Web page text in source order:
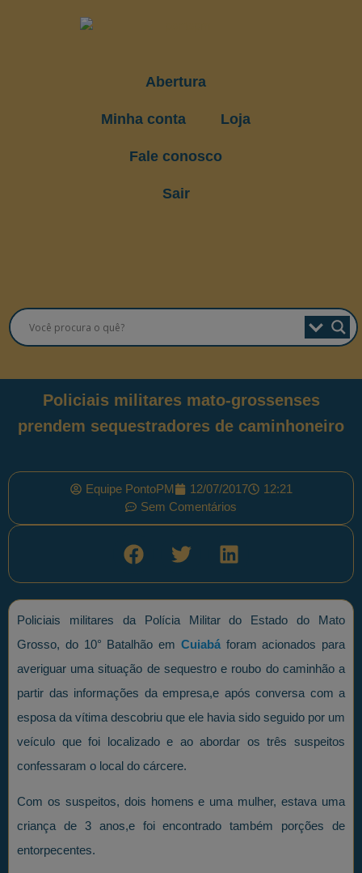
Abertura
Minha conta Loja
Fale conosco
Sair
Policiais militares mato-grossenses
prendem sequestradores de caminhoneiro
Equipe PontoPM 12/07/2017
12:21
Sem Comentários
Policiais militares da Polícia Militar do Estado do Mato
Grosso, do 10° Batalhão em Cuiabáforam acionados para
averiguar uma situação de sequestro e roubo do caminhão a
partir das informações da empresa,e após conversa com a
esposa da vítima descobriu que ele havia sido seguido por um
veículo que foi localizado e ao abordar os três suspeitos
confessaram o local do cárcere.
Com os suspeitos, dois homens e uma mulher, estava uma
criança de 3 anos,e foi encontrado também porções de
entorpecentes.